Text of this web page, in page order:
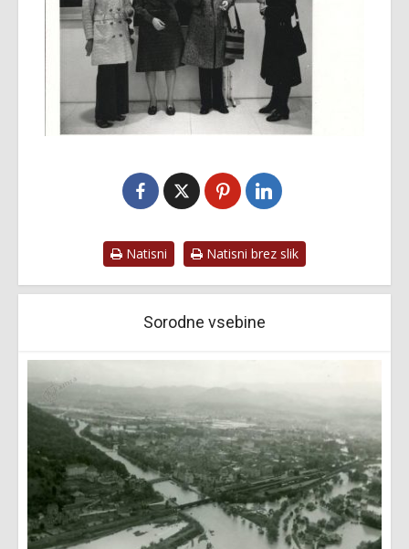
Natisni Natisni brez slik
Sorodne vsebine